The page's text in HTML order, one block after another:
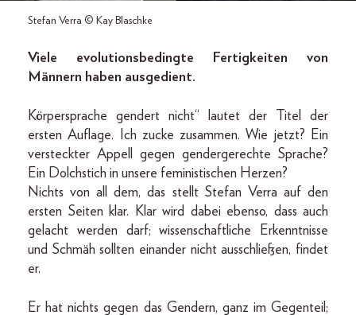
Stefan Verra © Kay Blaschke
Viele evolutionsbedingte Fertigkeiten von
Männern haben ausgedient.
Körpersprache gendert nicht“ lautet der Titel der
ersten Auflage. Ich zucke zusammen. Wie jetzt? Ein
versteckter Appell gegen gendergerechte Sprache?
Ein Dolchstich in unsere feministischen Herzen?
Nichts von all dem, das stellt Stefan Verra auf den
ersten Seiten klar. Klar wird dabei ebenso, dass auch
gelacht werden darf; wissenschaftliche Erkenntnisse
und Schmäh sollten einander nicht ausschließen, findet
er.
Er hat nichts gegen das Gendern, ganz im Gegenteil;